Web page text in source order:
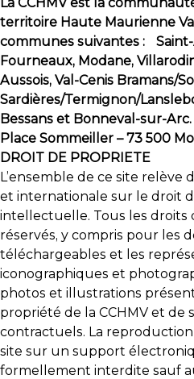
territoire Haute Maurienne
communes suivantes : Saint-
Fourneaux, Modane,
Aussois, Val-Cenis Bramans/
Sardières/Termignon/
Bessans et Bonneval-sur-
Place Sommeiller – 73 500
DROIT DE PROPRIETE
L’ensemble de ce site relève
et internationale sur le droit
intellectuelle. Tous les
réservés, y compris pour les
téléchargeables et les
iconographiques et
photos et illustrations
propriété de la CCHMV et de
contractuels. La
site sur un support
formellement interdite sauf